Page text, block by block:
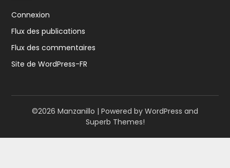
Connexion
Flux des publications
Flux des commentaires
Site de WordPress-FR
©2026 Manzanillo | Powered by WordPress and
Superb Themes!